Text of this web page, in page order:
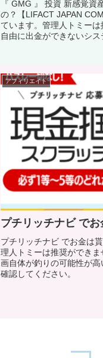
『 GMG 』 投資 新感覚資
の？【LIFACT JAPAN
ています。管理人トミーは
自由に出金ができないシス
アフィリエイト
プチリッチナビ でお
プチリッチナビ でお金は
理人トミーは推奨ができ
画自体が釣りの可能性が
確認してください。